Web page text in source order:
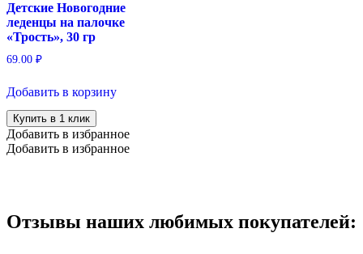
Детские Новогодние
леденцы на палочке
«Трость», 30 гр
69.00 ₽
Добавить в корзину
Купить в 1 клик
Добавить в избранное
Добавить в избранное
Отзывы наших любимых покупателей: